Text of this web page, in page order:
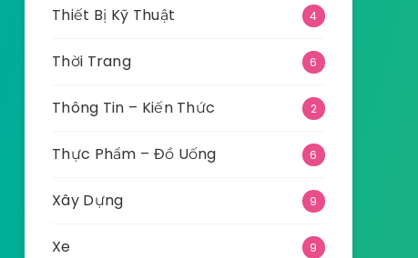
Thiết Bị Kỹ Thuật 4
Thời Trang 6
Thông Tin – Kiến Thức 2
Thực Phẩm – Đồ Uống 6
Xây Dựng 9
Xe 9